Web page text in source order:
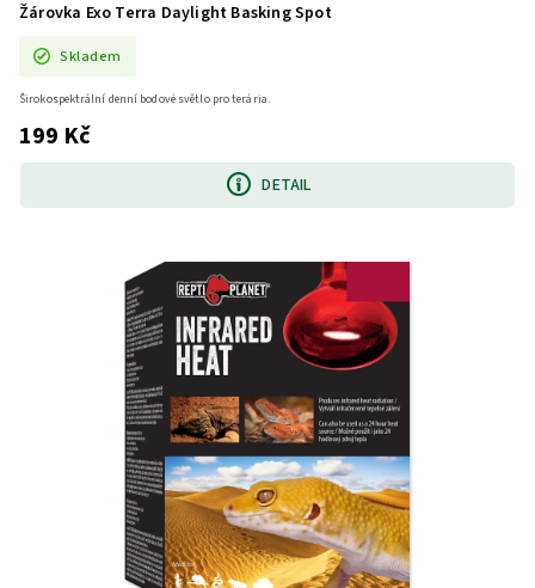
Žárovka Exo Terra Daylight Basking Spot
Skladem
199 Kč
DETAIL
Širokospektrální denní bodové světlo pro terária.